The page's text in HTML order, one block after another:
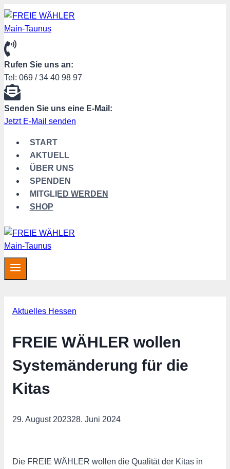
Zum
Rufen Sie uns an:
Tel: 069 / 34 40 98 97
Senden Sie uns eine E-Mail:
Jetzt E-Mail senden
START
AKTUELL
ÜBER UNS
SPENDEN
MITGLIED WERDEN
SHOP
Aktuelles Hessen
FREIE WÄHLER wollen
Systemänderung für die
Kitas
29. August 202328. Juni 2024
Die FREIE WÄHLER wollen die Qualität der Kitas in